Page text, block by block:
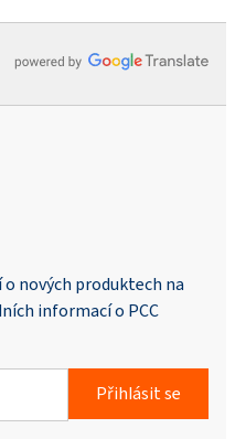
nových produktech na
informací o PCC
Přihlásit se